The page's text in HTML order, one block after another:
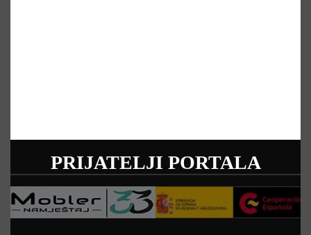
PRIJATELJI PORTALA